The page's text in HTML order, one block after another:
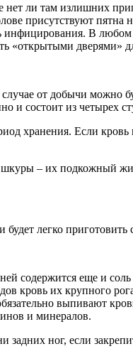
ли там излишних
присутствуют пятна
инфицирования. В
«открытыми дверями»
от добычи можно
и состоит из четырех
хранения. Если кровь
шкуры – их подкожный
будет легко
содержится еще и
кровь их крупного
выпивают
и минералов.
ног, если